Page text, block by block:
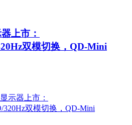
上市：
双模切换，QD-Mini